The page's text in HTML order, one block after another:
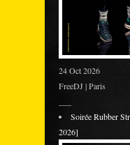
24 Oct 2026
FreeDJ | Paris
Soirée Rubber
2026]